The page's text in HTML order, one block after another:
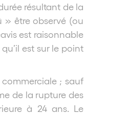
résultant de la
» être observé (ou
est raisonnable
est sur le point
commerciale ; sauf
de la rupture des
à 24 ans. Le